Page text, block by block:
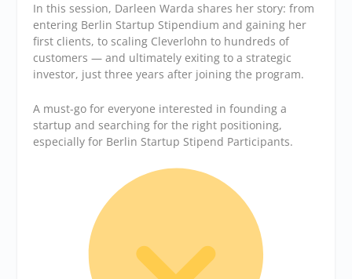
In this session, Darleen Warda shares her story: from
entering Berlin Startup Stipendium and gaining her
first clients, to scaling Cleverlohn to hundreds of
customers — and ultimately exiting to a strategic
investor, just three years after joining the program.
A must-go for everyone interested in founding a
startup and searching for the right positioning,
especially for Berlin Startup Stipend Participants.